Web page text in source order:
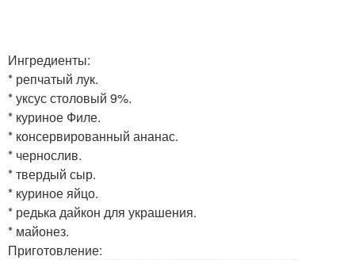
Ингредиенты:
* репчатый лук.
* уксус столовый 9%.
* куриное Филе.
* консервированный ананас.
* чернослив.
* твердый сыр.
* куриное яйцо.
* редька дайкон для украшения.
* майонез.
Приготовление: